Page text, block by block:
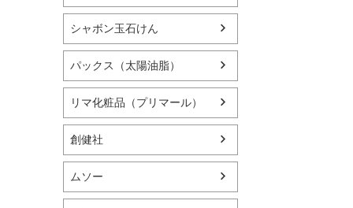
シャボン玉石けん
パックス（太陽油脂）
リマ化粧品（プリマール）
創健社
ムソー